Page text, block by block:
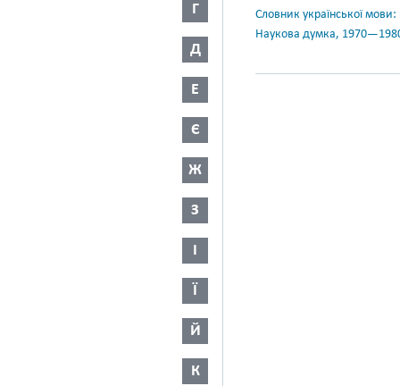
Г
Д
Е
Є
Ж
З
І
Ї
Й
К
Словник української
Наукова думка,